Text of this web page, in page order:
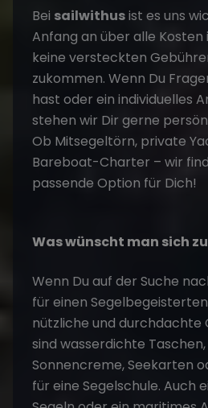
Bei sailwithusist es uns
Anfang an über alle
keine versteckten
zukommen. Wenn Du
hast oder ein individuelles
stehen wir Dir gerne
Ob Mitsegeltörn, private
Bareboat-Charter – wir
passende Option für Dich!
Was wünscht man sich
Wenn Du auf der Suche
für einen
nützliche und durchdachte
sind wasserdichte
Sonnencreme, Seekarten
für eine Segelschule. Auch